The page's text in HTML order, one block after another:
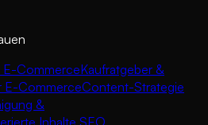
E-CommerceKaufratgeber &
E-CommerceContent-Strategie
&
Inhalte SEO